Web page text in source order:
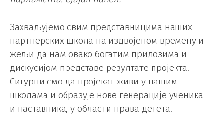
Захваљујемо свим представницима наших
партнерских школа на издвојеном времену и
жељи да нам овако богатим прилозима и
дискусијом представе резултате пројекта.
Сигурни смо да пројекат живи у нашим
школама и образује нове генерације ученика
и наставника, у области права детета.